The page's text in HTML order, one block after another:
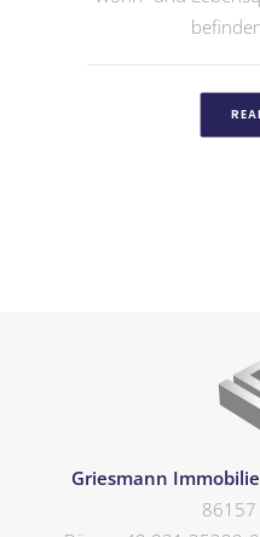
Griesmann
86157